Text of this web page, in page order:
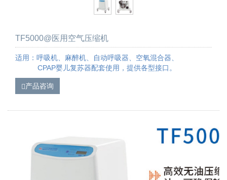
TF5000@医用空气压缩机
适用：呼吸机、麻醉机、自动呼吸器、空氧混合器、
CPAP婴儿复苏器配套使用，提供各型接口。
产品咨询